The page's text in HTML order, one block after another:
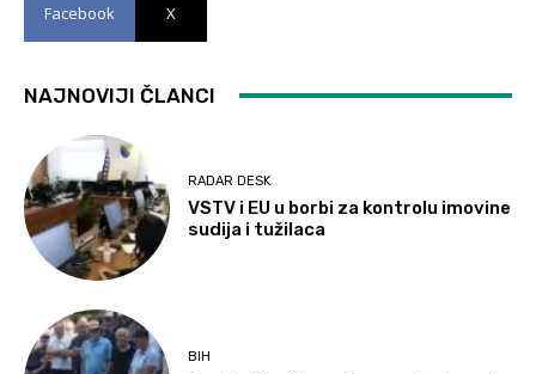
Facebook X
NAJNOVIJI ČLANCI
RADAR DESK
VSTV i EU u borbi za kontrolu imovine
sudija i tužilaca
BIH